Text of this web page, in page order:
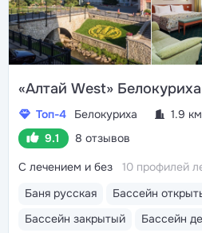
«Алтай West»
Топ-4 Белокуриха
1.9
9.1
8 отзывов
Баня русская
Бассейн
Бассейн закрытый
Бассейн
С лечением и без 10 профилей